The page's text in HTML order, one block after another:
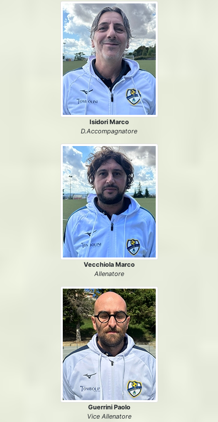
Isidori Marco
D.Accompagnatore
Vecchiola Marco
Allenatore
Guerrini Paolo
Vice Allenatore